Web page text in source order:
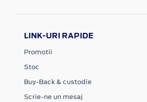
LINK-URI RAPIDE
Promotii
Stoc
Buy-Back & custodie
Scrie-ne un mesaj